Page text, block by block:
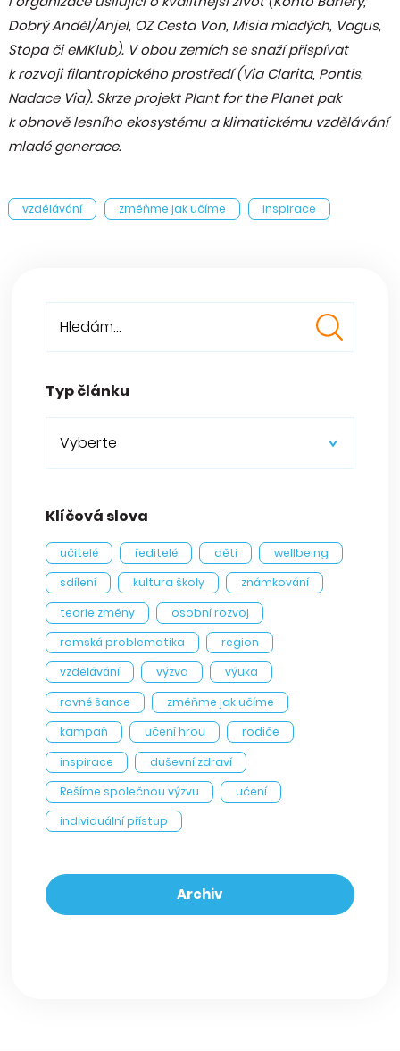
Dobrý Anděl/Anjel, OZ Cesta Von, Misia mladých, Vagus,
Stopa či eMKlub). V obou zemích se snaží přispívat
k rozvoji filantropického prostředí (Via Clarita, Pontis,
Nadace Via). Skrze projekt Plant for the Planet pak
k obnově lesního ekosystému a klimatickému vzdělávání
mladé generace.
vzdělávání změňme jak učíme inspirace
Typ článku
Vyberte
Klíčová slova
učitelé ředitelé děti
wellbeing
sdílení
kultura školy
známkování
teorie změny
osobní rozvoj
romská problematika
region
vzdělávání
výzva
výuka
rovné šance
změňme jak učíme
kampaň
učení hrou
rodiče
inspirace
duševní zdraví
Řešíme společnou výzvu
učení
individuální přístup
Archiv